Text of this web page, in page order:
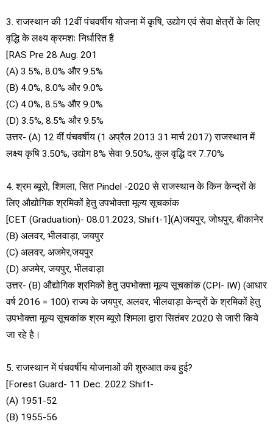
3. राजस्थान की 12वीं पंचवर्षीय योजना में कृषि, उद्योग एवं सेवा क्षेत्रों के लिए
वृद्धि के लक्ष्य क्रमशः निर्धारित हैं
[RAS Pre 28 Aug. 201
(A) 3.5%, 8.0% और 9.5%
(B) 4.0%, 8.0% और 9.0%
(C) 4.0%, 8.5% और 9.0%
(D) 3.5%, 8.5% और 9.5%
उत्तर- (A) 12 वीं पंचवर्षीय (1 अप्रैल 2013 31 मार्च 2017) राजस्थान में
लक्ष्य कृषि 3.50%, उद्योग 8% सेवा 9.50%, कुल वृद्धि दर 7.70%
4. श्रम ब्यूरो, शिमला, सित Pindel -2020 से राजस्थान के किन केन्द्रों के
लिए औद्योगिक श्रमिकों हेतु उपभोक्ता मूल्य सूचकांक
[CET (Graduation)- 08.01.2023, Shift-1](A)जयपुर, जोधपुर, बीकानेर
(B) अलवर, भीलवाड़ा, जयपुर
(C) अलवर, अजमेर,जयपुर
(D) अजमेर, जयपुर, भीलवाड़ा
उत्तर- (B) औद्योगिक श्रमिकों हेतु उपभोक्ता मूल्य सूचकांक (CPI- IW) (आधार
वर्ष 2016 = 100) राज्य के जयपुर, अलवर, भीलवाड़ा केन्द्रों के श्रमिकों हेतु
उपभोक्ता मूल्य सूचकांक श्रम ब्यूरो शिमला द्वारा सितंबर 2020 से जारी किये
जा रहे है।
5. राजस्थान में पंचवर्षीय योजनाओं की शुरुआत कब हुई?
[Forest Guard- 11 Dec. 2022 Shift-
(A) 1951-52
(B) 1955-56